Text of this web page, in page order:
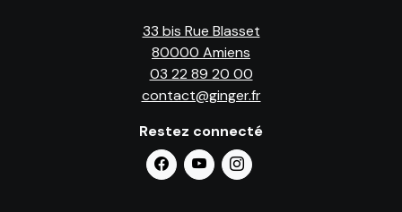
33 bis Rue Blasset
80000 Amiens
03 22 89 20 00
contact@ginger.fr
Restez connecté